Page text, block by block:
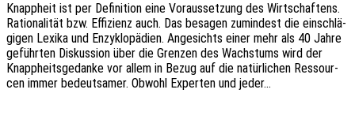
Knapp­heit ist per Defi­ni­ti­on eine Voraus­set­zung des Wirt­schaf­tens.
Ratio­na­li­tät bzw. Effi­zi­enz auch. Das besa­gen zumin­dest die einschlä­
gi­gen Lexika und Enzy­klo­pä­dien. Ange­sichts einer mehr als 40 Jahre
geführ­ten Diskus­si­on über die Gren­zen des Wachs­tums wird der
Knapp­heits­ge­dan­ke vor allem in Bezug auf die natür­li­chen Ressour­
cen immer bedeut­sa­mer. Obwohl Exper­ten und jeder…